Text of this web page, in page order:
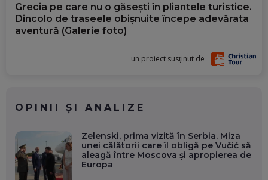
Grecia pe care nu o găsești în pliantele turistice.
Dincolo de traseele obișnuite începe adevărata
aventură (Galerie foto)
un proiect susținut de
OPINII ȘI ANALIZE
Zelenski, prima vizită în Serbia. Miza
unei călătorii care îl obligă pe Vučić să
aleagă între Moscova și apropierea de
Europa